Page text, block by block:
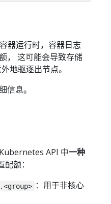
器运行时，容器日志
， 这可能会导致存储
地驱逐出节点。
信息。
API 中一种
配额：
：用于非核心